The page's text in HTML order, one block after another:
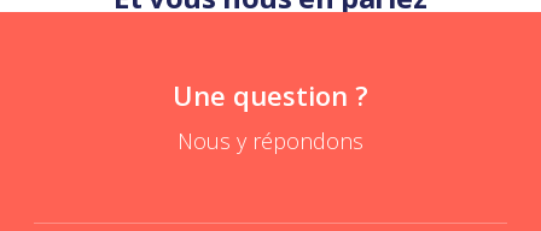
Une question ?
Nous y répondons